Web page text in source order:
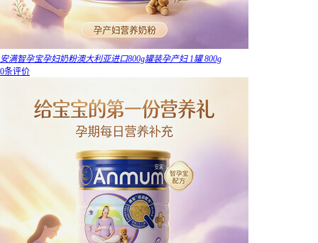
安满智孕宝孕妇奶粉澳大利亚进口800g罐装孕产妇 1罐 800g
0条评价